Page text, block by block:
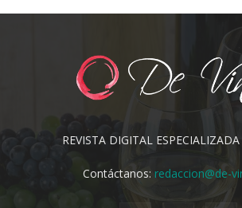
REVISTA DIGITAL
Contáctanos:redaccion@de-